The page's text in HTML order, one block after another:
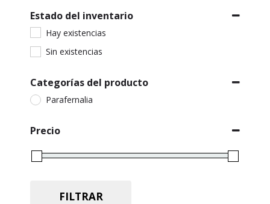
Estado del inventario
Hay existencias
Sin existencias
Categorías del producto
Parafernalia
Precio
FILTRAR